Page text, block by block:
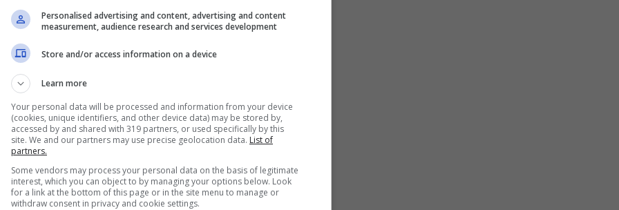
con l’esattezza 3 lunghi mesi, per qualcuno può
Personalised advertising and content, advertising and content
measurement, audience research and services development
Store and/or access information on a device
Learn more
Your personal data will be processed and information from your device
(cookies, unique identifiers, and other device data) may be stored by,
accessed by and shared with 319 partners, or used specifically by this
site. We and our partners may use precise geolocation data. List of
partners.
Some vendors may process your personal data on the basis of legitimate
interest, which you can object to by managing your options below. Look
for a link at the bottom of this page or in the site menu to manage or
withdraw consent in privacy and cookie settings.